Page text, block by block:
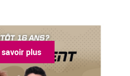
savoir plus